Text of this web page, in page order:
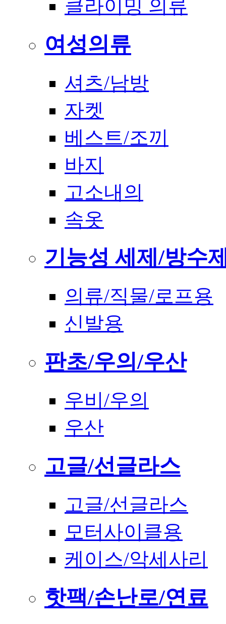
클라이밍 의류
여성의류
셔츠/남방
자켓
베스트/조끼
바지
고소내의
속옷
기능성 세제/방수
의류/직물/로프용
신발용
판초/우의/우산
우비/우의
우산
고글/선글라스
고글/선글라스
모터사이클용
케이스/악세사리
핫팩/손난로/연료